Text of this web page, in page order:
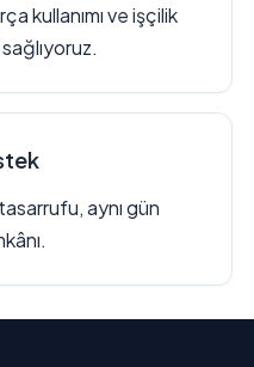
kullanımı ve işçilik
aynı gün